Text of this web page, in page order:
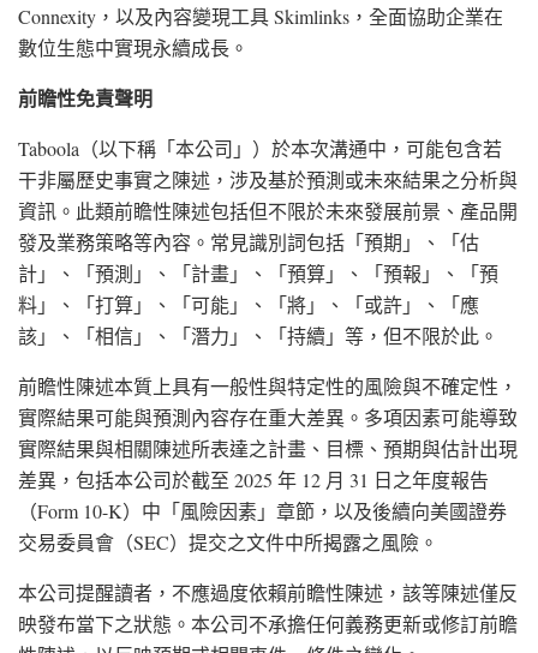
Connexity，以及內容變現工具 Skimlinks，全面協助企業在
數位生態中實現永續成長。
前瞻性免責聲明
Taboola（以下稱「本公司」）於本次溝通中，可能包含若
干非屬歷史事實之陳述，涉及基於預測或未來結果之分析與
資訊。此類前瞻性陳述包括但不限於未來發展前景、產品開
發及業務策略等內容。常見識別詞包括「預期」、「估
計」、「預測」、「計畫」、「預算」、「預報」、「預
料」、「打算」、「可能」、「將」、「或許」、「應
該」、「相信」、「潛力」、「持續」等，但不限於此。
前瞻性陳述本質上具有一般性與特定性的風險與不確定性，
實際結果可能與預測內容存在重大差異。多項因素可能導致
實際結果與相關陳述所表達之計畫、目標、預期與估計出現
差異，包括本公司於截至 2025 年 12 月 31 日之年度報告
（Form 10-K）中「風險因素」章節，以及後續向美國證券
交易委員會（SEC）提交之文件中所揭露之風險。
本公司提醒讀者，不應過度依賴前瞻性陳述，該等陳述僅反
映發布當下之狀態。本公司不承擔任何義務更新或修訂前瞻